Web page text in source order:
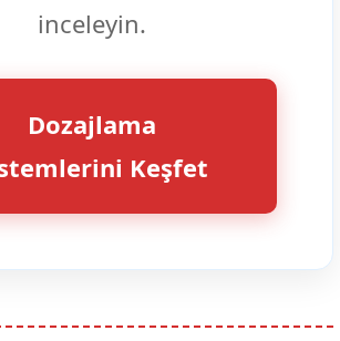
inceleyin.
Dozajlama
Keşfet